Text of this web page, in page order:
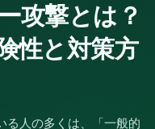
攻撃とは？
性と対策方
る人の多くは、「一般的